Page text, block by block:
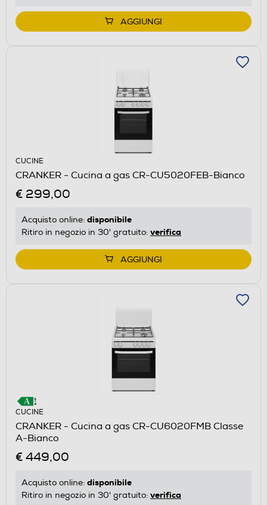
AGGIUNGI
CUCINE
CRANKER - Cucina a gas CR-CU5020FEB-Bianco
€ 299,00
Acquisto online: disponibile
Ritiro in negozio in 30' gratuito: verifica
AGGIUNGI
CUCINE
CRANKER - Cucina a gas CR-CU6020FMB Classe
A-Bianco
€ 449,00
Acquisto online: disponibile
Ritiro in negozio in 30' gratuito: verifica